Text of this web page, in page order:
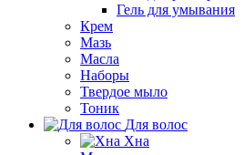
Гель для умывания
Крем
Мазь
Масла
Наборы
Твердое мыло
Тоник
Для волос
Хна